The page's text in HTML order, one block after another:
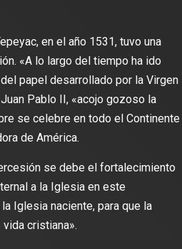
en el año 1531, tuvo una
«A lo largo del tiempo ha ido
papel desarrollado por la Virgen
Pablo II, «acojo gozoso la
se celebre en todo el Continente
de América.
se debe el fortalecimiento
a la Iglesia en este
Iglesia naciente, para que la
cristiana».